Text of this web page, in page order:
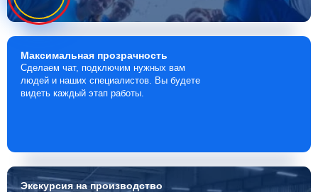
Максимальная прозрачность
Сделаем чат, подключим нужных вам
людей и наших специалистов. Вы будете
видеть каждый этап работы.
Экскурсияна производство